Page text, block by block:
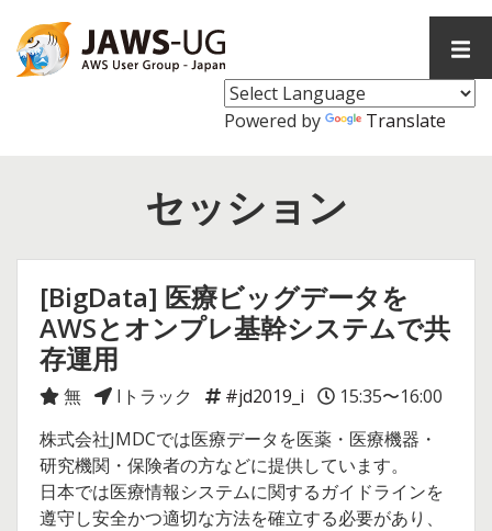
メ
ン
メ
Powered by Translate
セッション
[BigData] 医療ビッグデータを
AWSとオンプレ基幹システムで共
存運用
無 Iトラック #jd2019_i
15:35〜16:00
株式会社JMDCでは医療データを医薬・医療機器・
研究機関・保険者の方などに提供しています。
日本では医療情報システムに関するガイドラインを
遵守し安全かつ適切な方法を確立する必要があり、